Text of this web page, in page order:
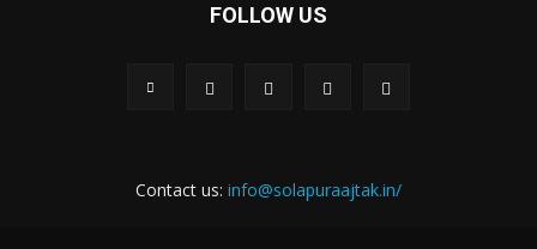
FOLLOW US
Contact us: info@solapuraajtak.in/